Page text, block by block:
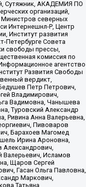
Сутяжник, АКАДЕМИЯ ПО
организаций,
Министров северных
Интернешнл-Р, Центр
Институт развития
Петербурге Совета
свободы прессы,
комиссия по
агентство
Развития Свободы
вердикт,
Петр Петрович,
Владимирович,
Вадимовна, Чанышева
Туровский Александр
Ривина Анна Валерьевна,
Пивоваров
Барахоев Магомед
Ирина Ароновна,
Валерьевич, Исламов
Щаров Сергей
Гасан Ольга Павловна,
Маркович,
Татьяна